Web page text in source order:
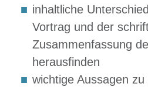
inhaltliche
Vortrag und der
Zusammenfassung
herausfinden
wichtige Aussagen